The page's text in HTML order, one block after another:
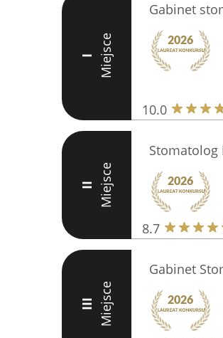
I Miejsce
Gabinet
10.0
II Miejsce
Stomatolog
8.7
III Miejsce
Gabinet